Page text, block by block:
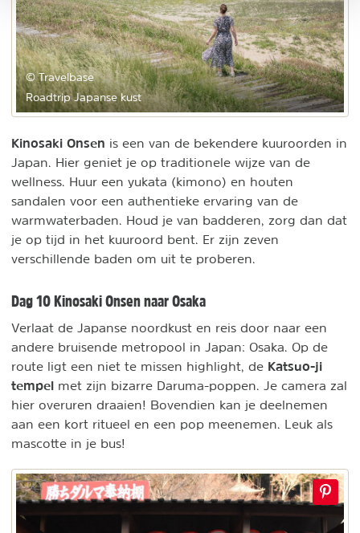
© Travelbase
Roadtrip Japanse kust
Kinosaki Onsen is een van de bekendere kuuroorden in
Japan. Hier geniet je op traditionele wijze van de
wellness. Huur een yukata (kimono) en houten
sandalen voor een authentieke ervaring van de
warmwaterbaden. Houd je van badderen, zorg dan dat
je op tijd in het kuuroord bent. Er zijn zeven
verschillende baden om uit te proberen.
Dag 10 Kinosaki Onsen naar Osaka
Verlaat de Japanse noordkust en reis door naar een
andere bruisende metropool in Japan: Osaka. Op de
route ligt een niet te missen highlight, de Katsuo-ji
tempel met zijn bizarre Daruma-poppen. Je camera zal
hier overuren draaien! Bovendien kan je deelnemen
aan een kort ritueel en een pop meenemen. Leuk als
mascotte in je bus!